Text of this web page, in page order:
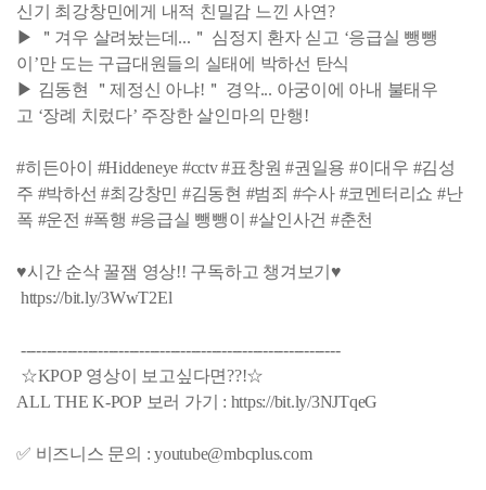
신기 최강창민에게 내적 친밀감 느낀 사연?
▶ ＂겨우 살려놨는데...＂ 심정지 환자 싣고 ‘응급실 뺑뺑
이’만 도는 구급대원들의 실태에 박하선 탄식
▶ 김동현 ＂제정신 아냐!＂ 경악... 아궁이에 아내 불태우
고 ‘장례 치렀다’ 주장한 살인마의 만행!
#히든아이 #Hiddeneye #cctv #표창원 #권일용 #이대우 #김성
주 #박하선 #최강창민 #김동현 #범죄 #수사 #코멘터리쇼 #난
폭 #운전 #폭행 #응급실 뺑뺑이 #살인사건 #춘천
♥시간 순삭 꿀잼 영상!! 구독하고 챙겨보기♥
https://bit.ly/3WwT2El
--------------------------------------------------------------
☆KPOP 영상이 보고싶다면??!☆
ALL THE K-POP 보러 가기 : https://bit.ly/3NJTqeG
✅ 비즈니스 문의 : youtube@mbcplus.com